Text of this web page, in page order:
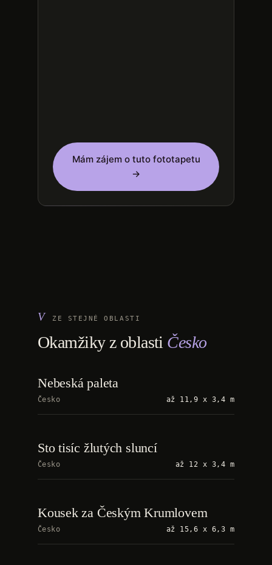
Mám zájem o tuto fototapetu
→
ZE STEJNÉ OBLASTI
Okamžiky z oblasti Česko
Nebeská paleta
Česko až 11,9 x 3,4 m
Sto tisíc žlutých sluncí
Česko až 12 x 3,4 m
Kousek za Českým Krumlovem
Česko až 15,6 x 6,3 m